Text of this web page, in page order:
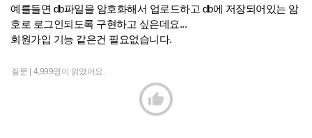
예를들면 db파일을 암호화해서 업로드하고 db에 저장되어있는 암
호로 로그인되도록 구현하고 싶은데요...
회원가입 기능 같은건 필요없습니다.
질문 | 4,999명이 읽었어요.
